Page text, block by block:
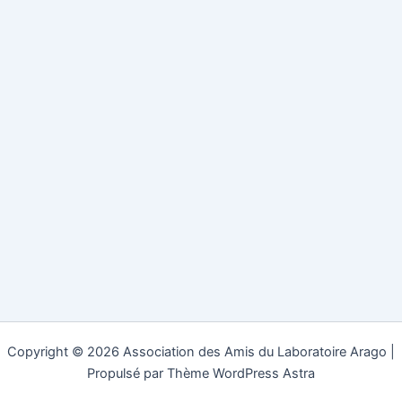
Copyright © 2026 Association des Amis du Laboratoire Arago |
Propulsé par Thème WordPress Astra